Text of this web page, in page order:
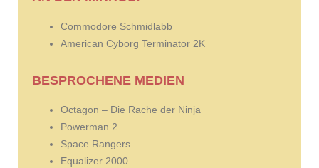
Commodore Schmidlabb
American Cyborg Terminator 2K
BESPROCHENE MEDIEN
Octagon – Die Rache der Ninja
Powerman 2
Space Rangers
Equalizer 2000